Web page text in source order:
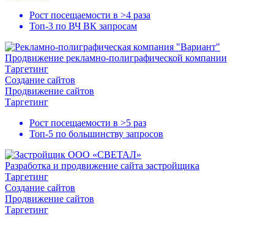
Рост посещаемости в >4 раза
Топ-3 по ВЧ ВК запросам
Продвижение рекламно-полиграфической компании
Таргетинг
Создание сайтов
Продвижение сайтов
Таргетинг
Рост посещаемости в >5 раз
Топ-5 по большинству запросов
Разработка и продвижение сайта застройщика
Таргетинг
Создание сайтов
Продвижение сайтов
Таргетинг